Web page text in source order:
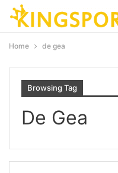
Home de gea
Browsing Tag
De Gea